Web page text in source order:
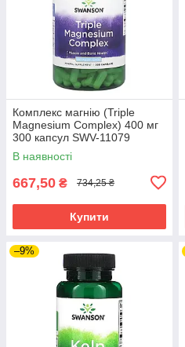
Комплекс магнію (Triple
Magnesium Complex) 400 мг
300 капсул SWV-11079
В наявності
667,50 ₴ 734,25 ₴
Купити
–9%